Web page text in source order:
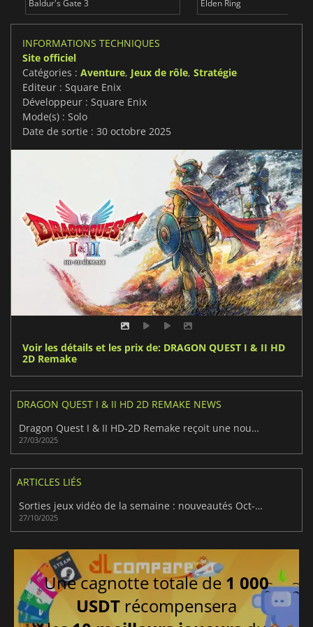
Baldur's Gate 3 Elden Ring
INFORMATIONS TECHNIQUES
Site officiel
Catégories : Aventure, Jeux de rôle, Stratégie
Editeur : Square Enix
Développeur : Square Enix
Mode(s) : Solo
Date de sortie : 30 octobre 2025
Voir les détails et les prix de: DRAGON QUEST I & II HD
2D Remake
DRAGON QUEST I & II HD 2D REMAKE NEWS
Dragon Quest I & II HD-2D Remake reçoit une nouvelle bande-annonce lors du Nintendo Direct
27/03/2025
ARTICLES LIÉS
Sorties jeux vidéo de la semaine : nouveautés Oct-Nov 2025
27/10/2025
Une cagnotte totale de 1 000
USDT récompensera